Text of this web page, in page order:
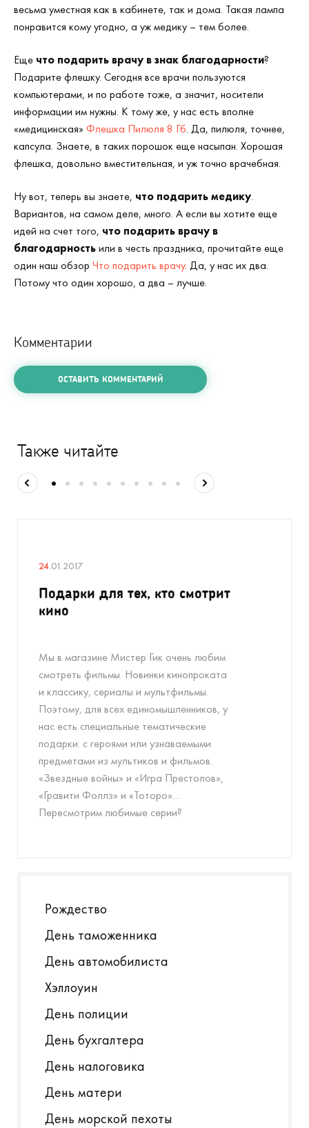
весьма уместная как в кабинете, так и дома. Такая лампа
понравится кому угодно, а уж медику – тем более.
Еще что подарить врачу в знак благодарности?
Подарите флешку. Сегодня все врачи пользуются
компьютерами, и по работе тоже, а значит, носители
информации им нужны. К тому же, у нас есть вполне
«медицинская»Флешка Пилюля 8 Гб. Да, пилюля, точнее,
капсула. Знаете, в таких порошок еще насыпан. Хорошая
флешка, довольно вместительная, и уж точно врачебная.
Ну вот, теперь вы знаете, что подарить медику.
Вариантов, на самом деле, много. А если вы хотите еще
идей на счет того, что подарить врачу в
благодарностьили в честь праздника, прочитайте еще
один наш обзор Что подарить врачу. Да, у нас их два.
Потому что один хорошо, а два – лучше.
Комментарии
ОСТАВИТЬ КОММЕНТАРИЙ
Также читайте
24.01.2017
Подарки для тех, кто смотрит
кино
Мы в магазине Мистер Гик очень любим
смотреть фильмы. Новинки кинопроката
и классику, сериалы и мультфильмы.
Поэтому, для всех единомышленников, у
нас есть специальные тематические
подарки: с героями или узнаваемыми
предметами из мультиков и фильмов.
«Звездные войны» и «Игра Престолов»,
«Гравити Фоллз» и «Тоторо»…
Пересмотрим любимые серии?
Рождество
День таможенника
День автомобилиста
Хэллоуин
День полиции
День бухгалтера
День налоговика
День матери
День морской пехоты